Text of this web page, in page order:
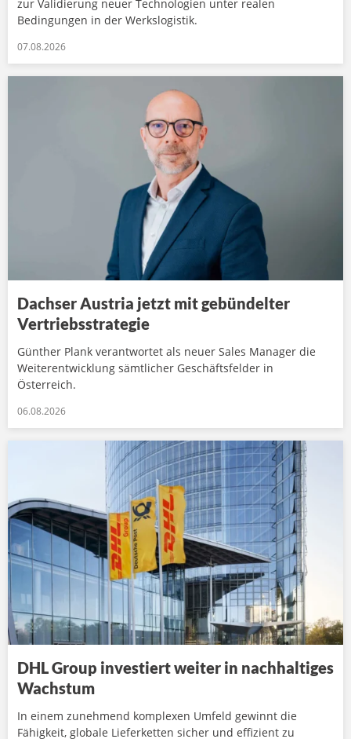
zur Validierung neuer Technologien unter realen
Bedingungen in der Werkslogistik.
07.08.2026
Dachser Austria jetzt mit gebündelter
Vertriebsstrategie
Günther Plank verantwortet als neuer Sales Manager die
Weiterentwicklung sämtlicher Geschäftsfelder in
Österreich.
06.08.2026
DHL Group investiert weiter in nachhaltiges
Wachstum
In einem zunehmend komplexen Umfeld gewinnt die
Fähigkeit, globale Lieferketten sicher und effizient zu